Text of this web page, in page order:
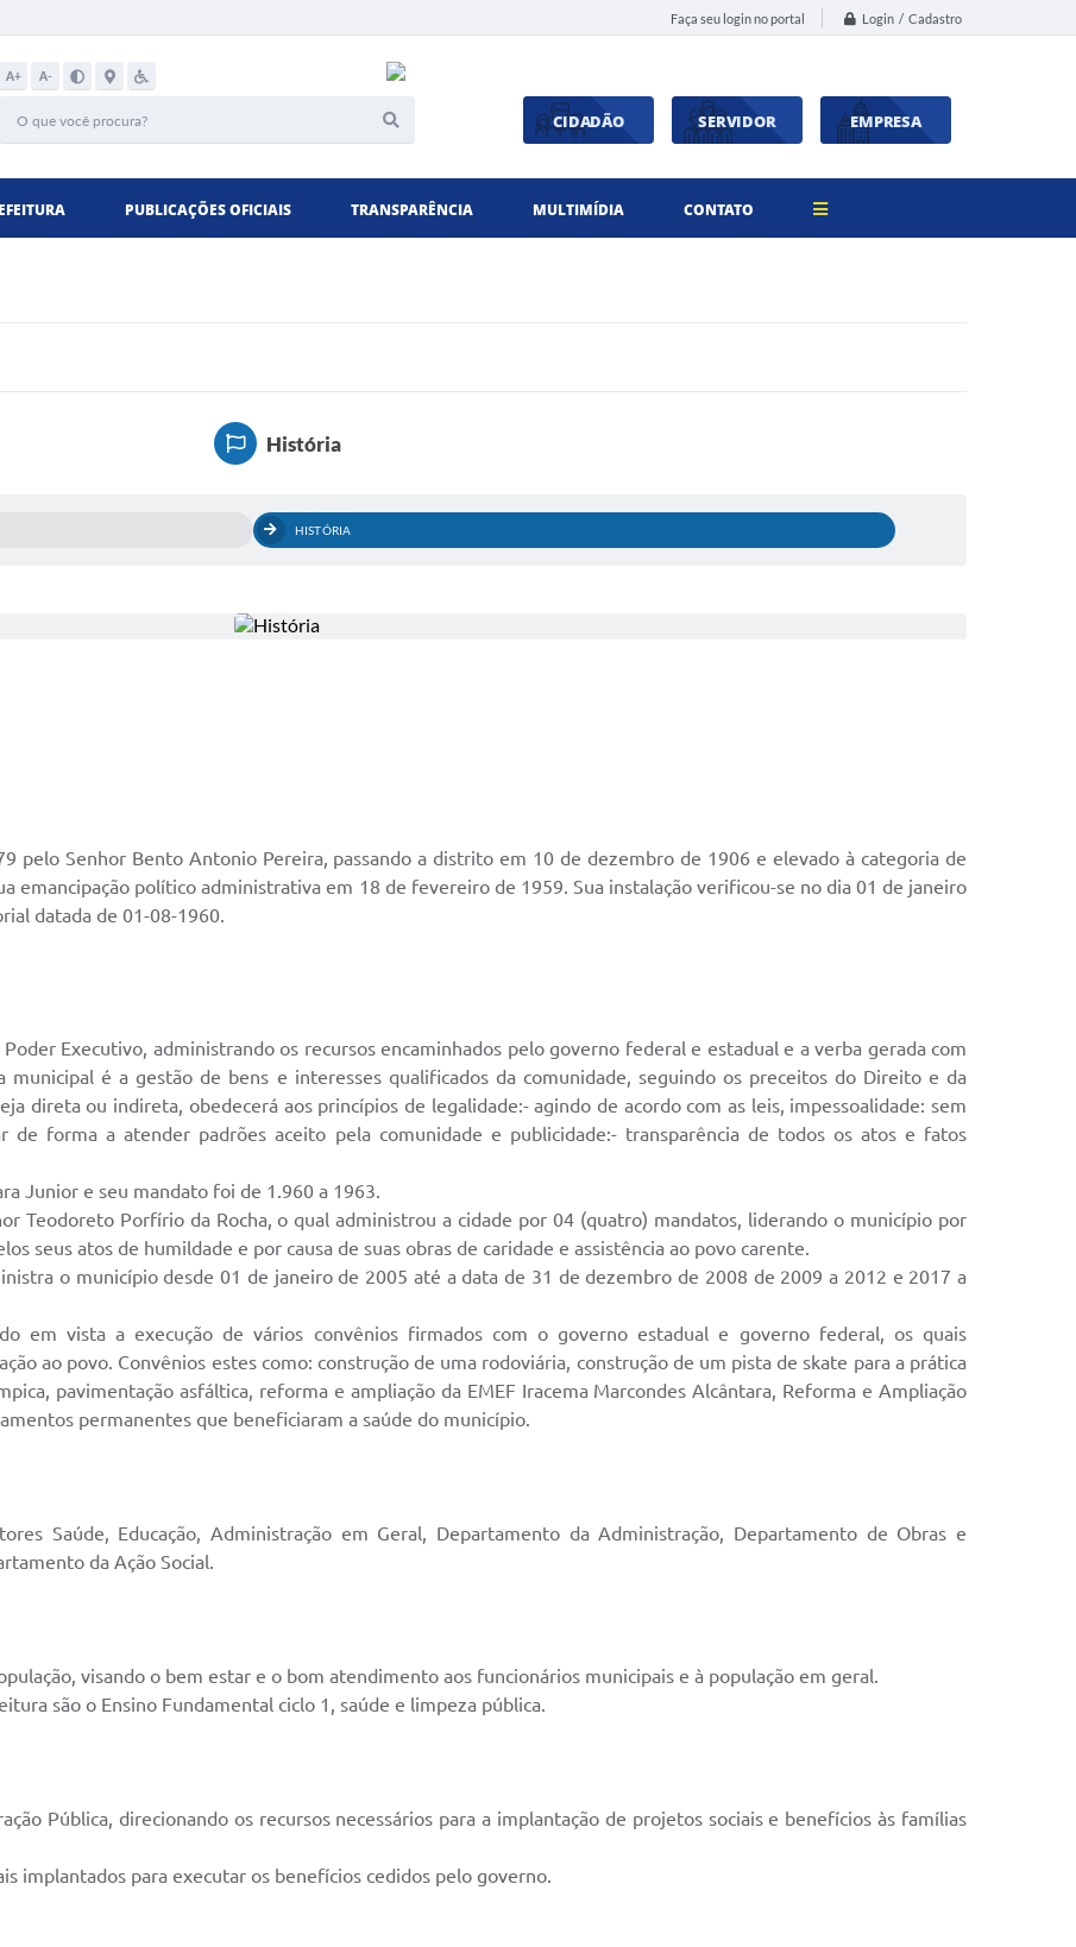
Faça seu login no portal Login / Cadastro
A+ A-
CIDADÃO SERVIDOR EMPRESA
PUBLICAÇÕES OFICIAIS TRANSPARÊNCIA MULTIMÍDIA CONTATO
História
HISTÓRIA
pelo Senhor Bento Antonio Pereira, passando a distrito em 10 de dezembro de 1906 e elevado à categoria de
emancipação político administrativa em 18 de fevereiro de 1959. Sua instalação verificou-se no dia 01 de janeiro
datada de 01-08-1960.
Executivo, administrando os recursos encaminhados pelo governo federal e estadual e a verba gerada com
municipal é a gestão de bens e interesses qualificados da comunidade, seguindo os preceitos do Direito e da
direta ou indireta, obedecerá aos princípios de legalidade:- agindo de acordo com as leis, impessoalidade: sem
de forma a atender padrões aceito pela comunidade e publicidade:- transparência de todos os atos e fatos
Junior e seu mandato foi de 1.960 a 1963.
Teodoreto Porfírio da Rocha, o qual administrou a cidade por 04 (quatro) mandatos, liderando o município por
seus atos de humildade e por causa de suas obras de caridade e assistência ao povo carente.
o município desde 01 de janeiro de 2005 até a data de 31 de dezembro de 2008 de 2009 a 2012 e 2017 a
em vista a execução de vários convênios firmados com o governo estadual e governo federal, os quais
ao povo. Convênios estes como: construção de uma rodoviária, construção de um pista de skate para a prática
pavimentação asfáltica, reforma e ampliação da EMEF Iracema Marcondes Alcântara, Reforma e Ampliação
permanentes que beneficiaram a saúde do município.
Saúde, Educação, Administração em Geral, Departamento da Administração, Departamento de Obras e
da Ação Social.
visando o bem estar e o bom atendimento aos funcionários municipais e à população em geral.
são o Ensino Fundamental ciclo 1, saúde e limpeza pública.
Pública, direcionando os recursos necessários para a implantação de projetos sociais e benefícios às famílias
implantados para executar os benefícios cedidos pelo governo.